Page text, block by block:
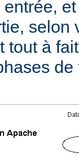
selon
tout à
de